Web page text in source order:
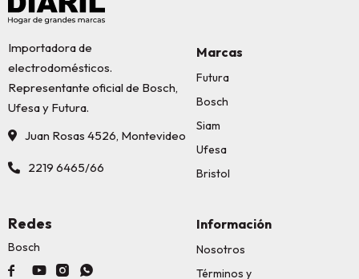
Importadora de
electrodomésticos.
Representante oficial de Bosch,
Ufesa y Futura.
Juan Rosas 4526, Montevideo
2219 6465/66
Marcas
Futura
Bosch
Siam
Ufesa
Bristol
Información
Nosotros
Términos y
Redes
Bosch
   